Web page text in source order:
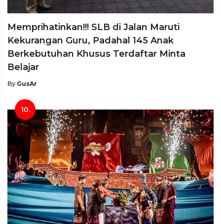
Memprihatinkan!!! SLB di Jalan Maruti
Kekurangan Guru, Padahal 145 Anak
Berkebutuhan Khusus Terdaftar Minta
Belajar
By GusAr
10.